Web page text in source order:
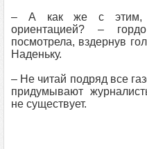
– А как же с этим,
ориентацией? –
посмотрела, вздернув
Наденьку.
– Не читай подряд все
придумывают
не существует.